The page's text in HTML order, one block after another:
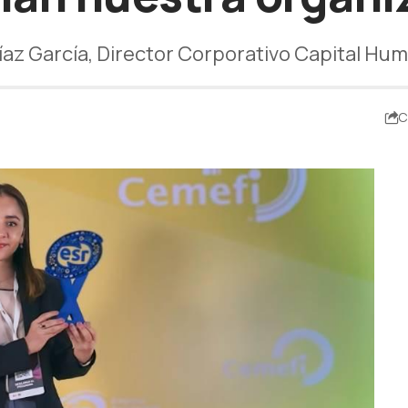
García, Director Corporativo Capital